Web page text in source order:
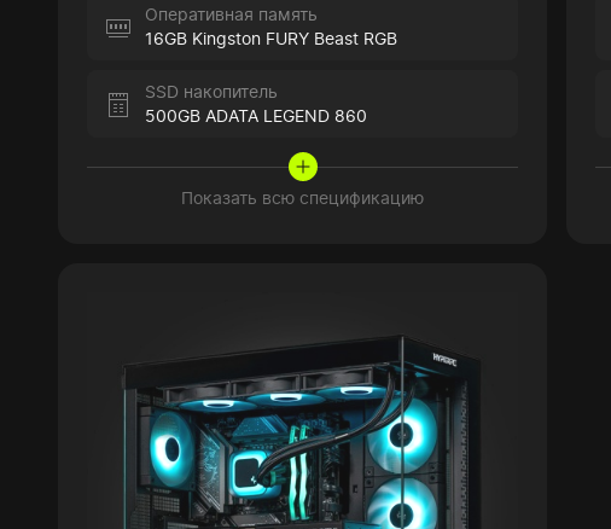
Оперативная память
16GB Kingston FURY Beast RGB
SSD накопитель
500GB ADATA LEGEND 860
Показать всю спецификацию